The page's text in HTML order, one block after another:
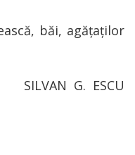
băi, agățaților
SILVAN G. ESCU